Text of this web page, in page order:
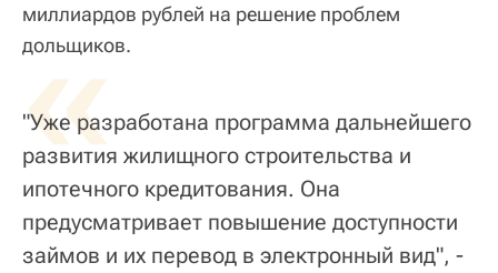
миллиардов рублей на решение проблем
дольщиков.
«
"Уже разработана программа дальнейшего
развития жилищного строительства и
ипотечного кредитования. Она
предусматривает повышение доступности
займов и их перевод в электронный вид", -